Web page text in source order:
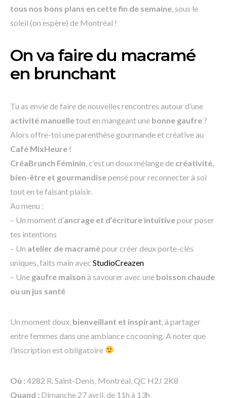
tous nos bons plans en cette fin de semaine , sous le
soleil (on espère) de Montréal !
On va faire du macramé
en brunchant
Tu as envie de faire de nouvelles rencontres autour d’une
activité manuelletout en mangeant une bonne gaufre?
Alors offre-toi une parenthèse gourmande et créative au
Café MixHeure !
CréaBrunch Féminin , c’est un doux mélange de créativité,
bien-être et gourmandisepensé pour reconnecter à soi
tout en te faisant plaisir.
Au menu :
– Un moment d’ancrage et d’écriture intuitivepour poser
tes intentions
– Un atelier de macramépour créer deux porte-clés
uniques, faits main avec StudioCreazen
– Une gaufre maison à savourer avec une boisson chaude
ou un jus santé
Un moment doux, bienveillant et inspirant , à partager
entre femmes dans une ambiance cocooning. A noter que
l’inscription est obligatoire
Où : 4282 R. Saint-Denis, Montréal, QC H2J 2K8
Quand : Dimanche 27 avril, de 11h à 13h